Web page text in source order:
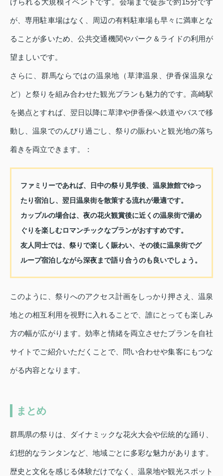
げられる大規模イベントです。会場まで徒歩で約15分です
が、専用駐車場はなく、周辺の有料駐車場も早々に満車とな
ることが多いため、公共交通機関やパーク＆ライドの利用が
望ましいです。
さらに、群馬ならではの温泉地（草津温泉、伊香保温泉な
ど）と祭りを組み合わせた観光プランも魅力的です。高崎駅
を拠点とすれば、翌日以降に草津や伊香保へ鉄道やバスで移
動し、温泉でのんびり過ごし、祭りの賑わいと観光地の落ち
着きを両立できます。：
ファミリーであれば、日中の祭り見学後、温泉旅館でゆっ
たり宿泊し、翌日温泉街を散策する流れが最適です。
カップルの場合は、夜の花火観賞後に近くの温泉街で湯め
ぐりを楽しむロマンチックなプランがおすすめです。
友人同士では、祭りで楽しく賑わい、その後に温泉街でグ
ループ宿泊しながら深夜まで語り合うのも良いでしょう。
このように、祭りへのアクセス計画をしっかり押さえ、温泉
地との相互利用を視野に入れることで、誰にとっても楽しみ
方の幅が広がります。効率と情緒を両立させたプランを自社
サイトでご紹介いただくことで、問い合わせや集客にもつな
がる内容となります。
まとめ
群馬県の祭りは、ダイナミックな花火大会や伝統的な踊り、
幻想的なランタンなど、地域ごとに多彩な魅力があります。
歴史と文化を感じる体験だけでなく、温泉地や観光スポット